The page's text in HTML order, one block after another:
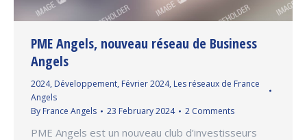
PME Angels, nouveau réseau de Business
Angels
2024, Développement, Février 2024, Les réseaux de France
Angels
By France Angels 23 February 2024 2 Comments
PME Angels est un nouveau club d’investisseurs